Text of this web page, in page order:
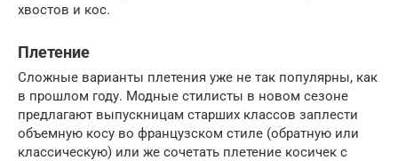
хвостов и кос.
Плетение
Сложные варианты плетения уже не так популярны, как
в прошлом году. Модные стилисты в новом сезоне
предлагают выпускницам старших классов заплести
объемную косу во французском стиле (обратную или
классическую) или же сочетать плетение косичек с